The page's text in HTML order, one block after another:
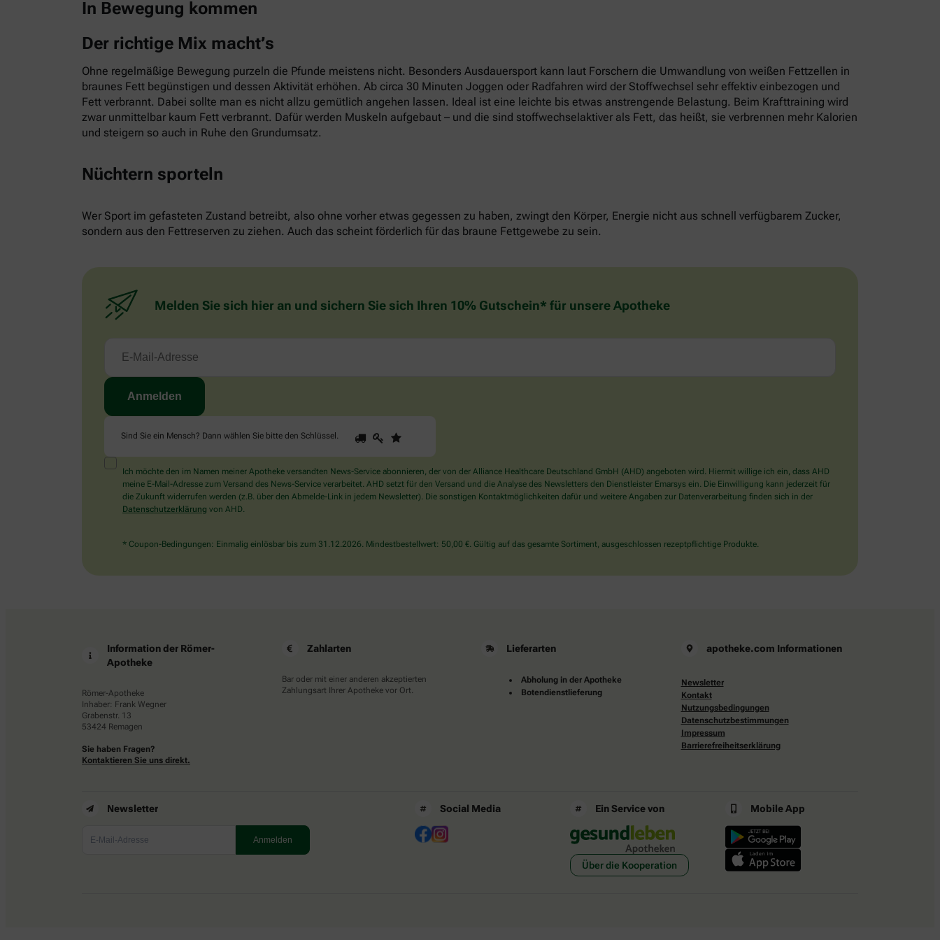
In Bewegung kommen
Der richtige Mix macht’s
Ohne regelmäßige Bewegung purzeln die Pfunde meistens nicht. Besonders Ausdauersport kann laut Forschern die Umwandlung von weißen Fettzellen in
braunes Fett begünstigen und dessen Aktivität erhöhen. Ab circa 30 Minuten Joggen oder Radfahren wird der Stoffwechsel sehr effektiv einbezogen und
Fett verbrannt. Dabei sollte man es nicht allzu gemütlich angehen lassen. Ideal ist eine leichte bis etwas anstrengende Belastung. Beim Krafttraining wird
zwar unmittelbar kaum Fett verbrannt. Dafür werden Muskeln aufgebaut – und die sind stoffwechselaktiver als Fett, das heißt, sie verbrennen mehr Kalorien
und steigern so auch in Ruhe den Grundumsatz.
Nüchtern sporteln
Wer Sport im gefasteten Zustand betreibt, also ohne vorher etwas gegessen zu haben, zwingt den Körper, Energie nicht aus schnell verfügbarem Zucker,
sondern aus den Fettreserven zu ziehen. Auch das scheint förderlich für das braune Fettgewebe zu sein.
Melden Sie sich hier an und sichern Sie sich Ihren 10% Gutschein* für unsere Apotheke
Sind Sie ein Mensch? Dann wählen Sie bitte den Schlüssel .
Sind
Sie
Mensch?
Dann
wählen
Schlüssel.
1 2
Ich möchte den im Namen meiner Apotheke versandten News-Service abonnieren, der von der Alliance Healthcare Deutschland GmbH (AHD) angeboten wird. Hiermit willige ich ein, dass AHD
meine E-Mail-Adresse zum Versand des News-Service verarbeitet. AHD setzt für den Versand und die Analyse des Newsletters den Dienstleister Emarsys ein. Die Einwilligung kann jederzeit für
die Zukunft widerrufen werden (z.B. über den Abmelde-Link in jedem Newsletter). Die sonstigen Kontaktmöglichkeiten dafür und weitere Angaben zur Datenverarbeitung finden sich in der
Datenschutzerklärung von AHD.
* Coupon-Bedingungen: Einmalig einlösbar bis zum 31.12.2026. Mindestbestellwert: 50,00 €. Gültig auf das gesamte Sortiment, ausgeschlossen rezeptpflichtige Produkte.
Information der Römer-
Apotheke
Römer-Apotheke
Inhaber: Frank Wegner
Grabenstr. 13
53424 Remagen
Sie haben Fragen?
Kontaktieren Sie uns direkt.
Zahlarten
Bar oder mit einer anderen akzeptierten
Zahlungsart Ihrer Apotheke vor Ort.
Lieferarten
Abholung in der Apotheke
Botendienstlieferung
apotheke.com Informationen
Newsletter
Kontakt
Nutzungsbedingungen
Datenschutzbestimmungen
Impressum
Barrierefreiheitserklärung
Newsletter Social Media Ein Service von
Über die Kooperation
Mobile App